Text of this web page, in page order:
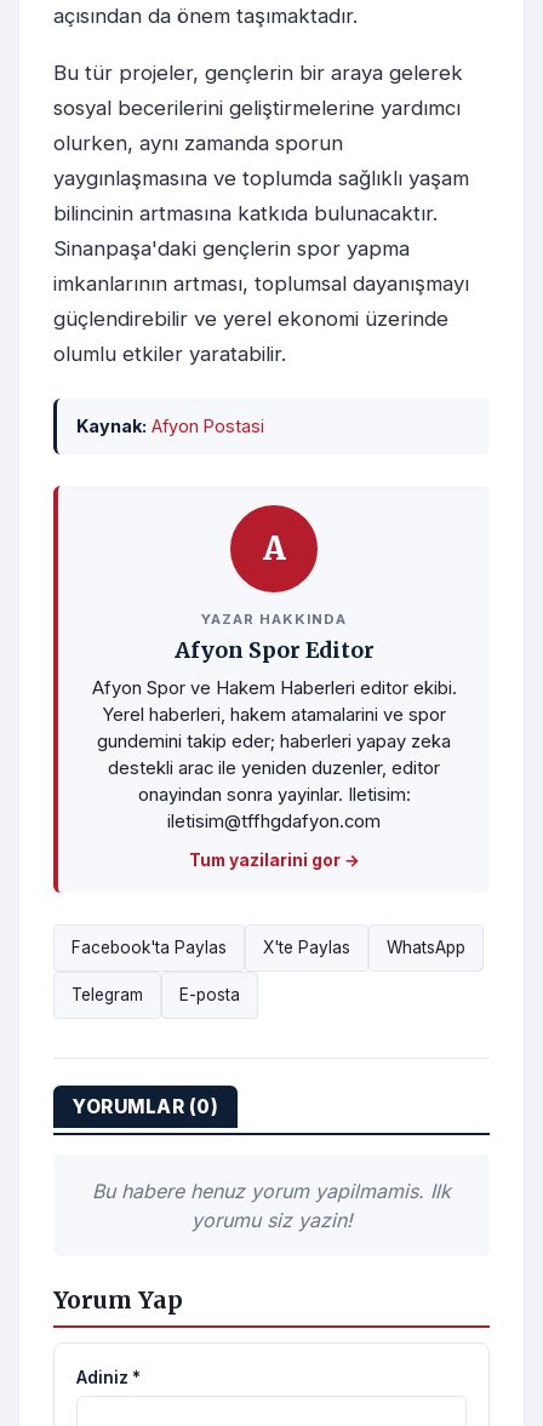
açısından da önem taşımaktadır.
Bu tür projeler, gençlerin bir araya gelerek
sosyal becerilerini geliştirmelerine yardımcı
olurken, aynı zamanda sporun
yaygınlaşmasına ve toplumda sağlıklı yaşam
bilincinin artmasına katkıda bulunacaktır.
Sinanpaşa'daki gençlerin spor yapma
imkanlarının artması, toplumsal dayanışmayı
güçlendirebilir ve yerel ekonomi üzerinde
olumlu etkiler yaratabilir.
Kaynak: Afyon Postasi
A
YAZAR HAKKINDA
Afyon Spor Editor
Afyon Spor ve Hakem Haberleri editor ekibi.
Yerel haberleri, hakem atamalarini ve spor
gundemini takip eder; haberleri yapay zeka
destekli arac ile yeniden duzenler, editor
onayindan sonra yayinlar. Iletisim:
iletisim@tffhgdafyon.com
Tum yazilarini gor →
Facebook'ta Paylas X'te Paylas WhatsApp
Telegram E-posta
YORUMLAR (0)
Bu habere henuz yorum yapilmamis. Ilk
yorumu siz yazin!
Yorum Yap
Adiniz *